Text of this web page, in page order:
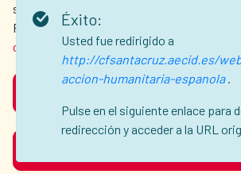
su experiencia de navegación.
Para obtener más información, consulte
cookies
POLÍTICA DE COOKIES
GUÍA DE
Éxito:
Usted fue redirigido a
http://cfsantacruz.aecid.es/
accion-humanitaria-espanola.
Pulse en el siguiente enlace para
redirección y acceder a la URL